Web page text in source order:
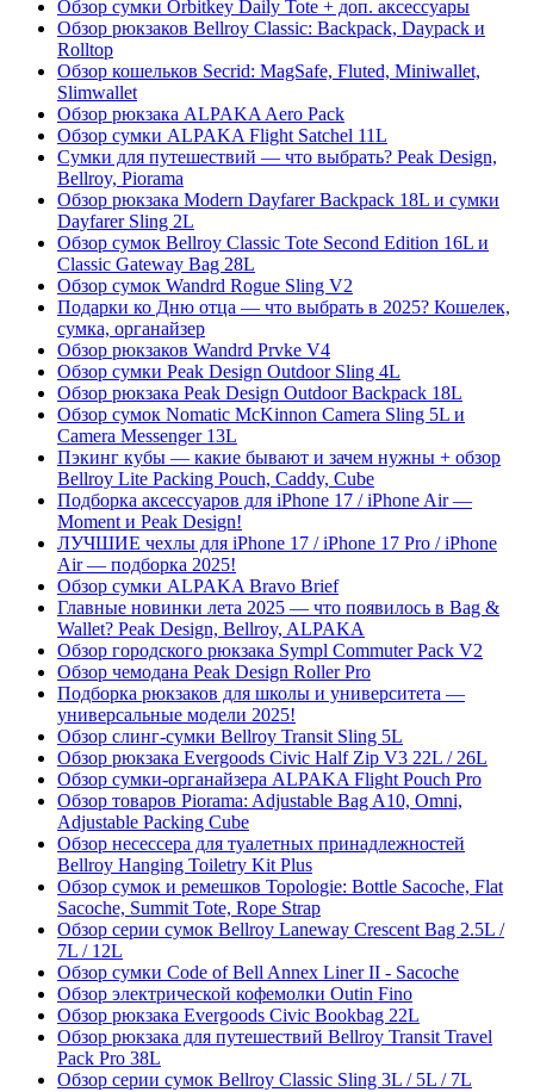
Обзор сумки Orbitkey Daily Tote + доп. аксессуары
Обзор рюкзаков Bellroy Classic: Backpack, Daypack и
Rolltop
Обзор кошельков Secrid: MagSafe, Fluted, Miniwallet,
Slimwallet
Обзор рюкзака ALPAKA Aero Pack
Обзор сумки ALPAKA Flight Satchel 11L
Сумки для путешествий — что выбрать? Peak Design,
Bellroy, Piorama
Обзор рюкзака Modern Dayfarer Backpack 18L и сумки
Dayfarer Sling 2L
Обзор сумок Bellroy Classic Tote Second Edition 16L и
Classic Gateway Bag 28L
Обзор сумок Wandrd Rogue Sling V2
Подарки ко Дню отца — что выбрать в 2025? Кошелек,
сумка, органайзер
Обзор рюкзаков Wandrd Prvke V4
Обзор сумки Peak Design Outdoor Sling 4L
Обзор рюкзака Peak Design Outdoor Backpack 18L
Обзор сумок Nomatic McKinnon Camera Sling 5L и
Camera Messenger 13L
Пэкинг кубы — какие бывают и зачем нужны + обзор
Bellroy Lite Packing Pouch, Caddy, Cube
Подборка аксессуаров для iPhone 17 / iPhone Air —
Moment и Peak Design!
ЛУЧШИЕ чехлы для iPhone 17 / iPhone 17 Pro / iPhone
Air — подборка 2025!
Обзор сумки ALPAKA Bravo Brief
Главные новинки лета 2025 — что появилось в Bag &
Wallet? Peak Design, Bellroy, ALPAKA
Обзор городского рюкзака Sympl Commuter Pack V2
Обзор чемодана Peak Design Roller Pro
Подборка рюкзаков для школы и университета —
универсальные модели 2025!
Обзор слинг-сумки Bellroy Transit Sling 5L
Обзор рюкзака Evergoods Civic Half Zip V3 22L / 26L
Обзор сумки-органайзера ALPAKA Flight Pouch Pro
Обзор товаров Piorama: Adjustable Bag A10, Omni,
Adjustable Packing Cube
Обзор несессера для туалетных принадлежностей
Bellroy Hanging Toiletry Kit Plus
Обзор сумок и ремешков Topologie: Bottle Sacoche, Flat
Sacoche, Summit Tote, Rope Strap
Обзор серии сумок Bellroy Laneway Crescent Bag 2.5L /
7L / 12L
Обзор сумки Code of Bell Annex Liner II - Sacoche
Обзор электрической кофемолки Outin Fino
Обзор рюкзака Evergoods Civic Bookbag 22L
Обзор рюкзака для путешествий Bellroy Transit Travel
Pack Pro 38L
Обзор серии сумок Bellroy Classic Sling 3L / 5L / 7L